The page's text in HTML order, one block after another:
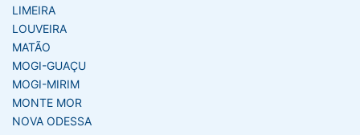
LIMEIRA
LOUVEIRA
MATÃO
MOGI-GUAÇU
MOGI-MIRIM
MONTE MOR
NOVA ODESSA